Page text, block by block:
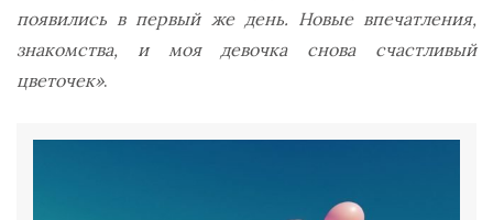
появились в первый же день. Новые впечатления,
знакомства, и моя девочка снова счастливый
цветочек».